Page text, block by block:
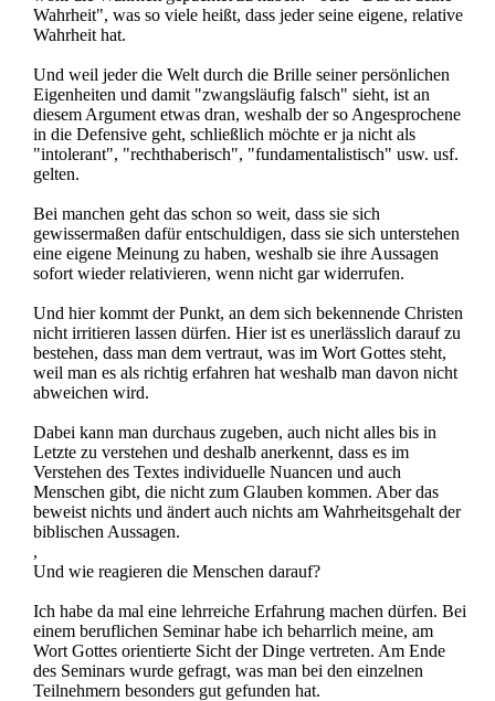
Wahrheit", was so viele heißt, dass jeder seine eigene, relative
Wahrheit hat.
Und weil jeder die Welt durch die Brille seiner persönlichen
Eigenheiten und damit "zwangsläufig falsch" sieht, ist an
diesem Argument etwas dran, weshalb der so Angesprochene
in die Defensive geht, schließlich möchte er ja nicht als
"intolerant", "rechthaberisch", "fundamentalistisch" usw. usf.
gelten.
Bei manchen geht das schon so weit, dass sie sich
gewissermaßen dafür entschuldigen, dass sie sich unterstehen
eine eigene Meinung zu haben, weshalb sie ihre Aussagen
sofort wieder relativieren, wenn nicht gar widerrufen.
Und hier kommt der Punkt, an dem sich bekennende Christen
nicht irritieren lassen dürfen. Hier ist es unerlässlich darauf zu
bestehen, dass man dem vertraut, was im Wort Gottes steht,
weil man es als richtig erfahren hat weshalb man davon nicht
abweichen wird.
Dabei kann man durchaus zugeben, auch nicht alles bis in
Letzte zu verstehen und deshalb anerkennt, dass es im
Verstehen des Textes individuelle Nuancen und auch
Menschen gibt, die nicht zum Glauben kommen. Aber das
beweist nichts und ändert auch nichts am Wahrheitsgehalt der
biblischen Aussagen.
,
Und wie reagieren die Menschen darauf?
Ich habe da mal eine lehrreiche Erfahrung machen dürfen. Bei
einem beruflichen Seminar habe ich beharrlich meine, am
Wort Gottes orientierte Sicht der Dinge vertreten. Am Ende
des Seminars wurde gefragt, was man bei den einzelnen
Teilnehmern besonders gut gefunden hat.